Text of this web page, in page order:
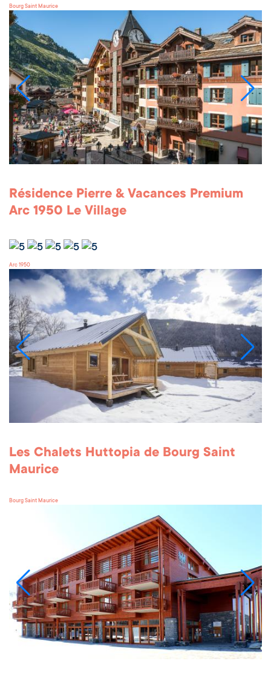
Bourg Saint Maurice
Résidence Pierre & Vacances Premium
Arc 1950 Le Village
Arc 1950
Les Chalets Huttopia de Bourg Saint
Maurice
Bourg Saint Maurice